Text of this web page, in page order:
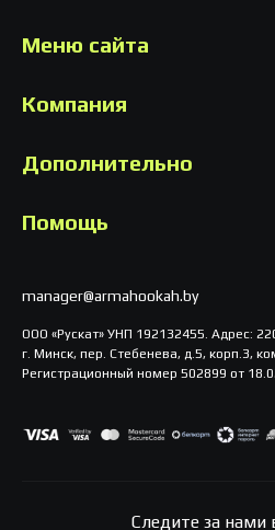
Меню сайта
Компания
Дополнительно
Помощь
manager@armahookah.by
ООО «Рускат» УНП 192132455. Адрес:
г. Минск, пер. Стебенева, д.5, корп.3,
Регистрационный номер 502899 от
Следите за нами